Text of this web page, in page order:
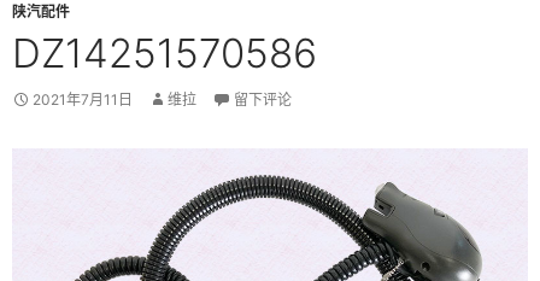
陕汽配件
DZ14251570586
2021年7月11日 维拉 留下评论